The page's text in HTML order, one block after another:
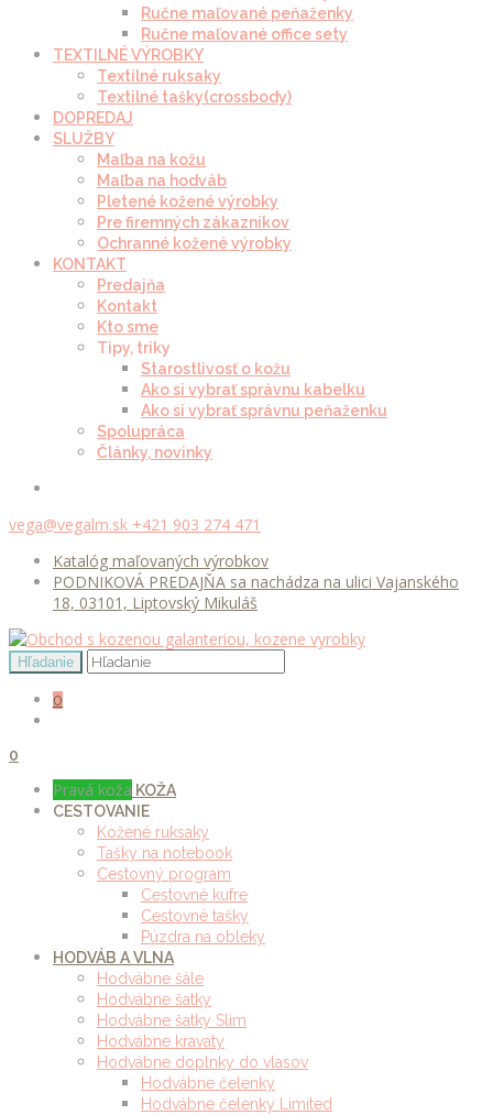
Ručne maľované peňaženky
Ručne maľované office sety
TEXTILNÉ VÝROBKY
Textilné ruksaky
Textilné tašky(crossbody)
DOPREDAJ
SLUŽBY
Maľba na kožu
Maľba na hodváb
Pletené kožené výrobky
Pre firemných zákazníkov
Ochranné kožené výrobky
KONTAKT
Predajňa
Kontakt
Kto sme
Tipy, triky
Starostlivosť o kožu
Ako si vybrať správnu kabelku
Ako si vybrať správnu peňaženku
Spolupráca
Články, novinky
vega@vegalm.sk +421 903 274 471
Katalóg maľovaných výrobkov
PODNIKOVÁ PREDAJŇA sa nachádza na ulici Vajanského
18, 03101, Liptovský Mikuláš
0
0
Pravá koža KOŽA
CESTOVANIE
Kožené ruksaky
Tašky na notebook
Cestovný program
Cestovné kufre
Cestovné tašky
Púzdra na obleky
HODVÁB A VLNA
Hodvábne šále
Hodvábne šatky
Hodvábne šatky Slim
Hodvábne kravaty
Hodvábne doplnky do vlasov
Hodvábne čelenky
Hodvábne čelenky Limited